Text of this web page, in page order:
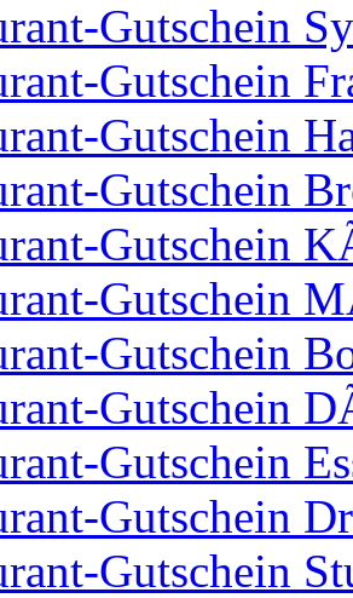
Gutschein
Gutschein
Gutschein
Gutschein
Gutschein
Gutschein
Gutschein
Gutschein
Gutschein
Gutschein
Gutschein